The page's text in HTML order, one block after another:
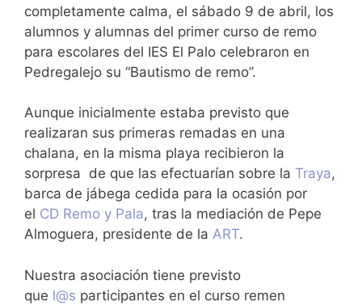
completamente calma, el sábado 9 de abril, los
alumnos y alumnas del primer curso de remo
para escolares del IES El Palo celebraron en
Pedregalejo su “Bautismo de remo”.
Aunque inicialmente estaba previsto que
realizaran sus primeras remadas en una
chalana, en la misma playa recibieron la
sorpresa de que las efectuarían sobre la Traya,
barca de jábega cedida para la ocasión por
el CD Remo y Pala, tras la mediación de Pepe
Almoguera, presidente de la ART.
Nuestra asociación tiene previsto
que l@s participantes en el curso remen